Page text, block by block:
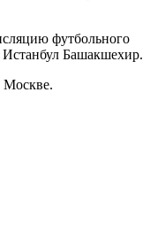
футбольного
Башакшехир.
Москве.